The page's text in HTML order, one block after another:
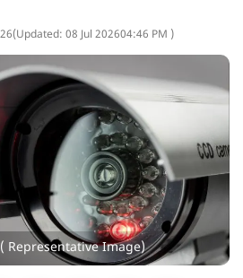
(Updated: 08 Jul 202604:46 PM )
Representative Image)